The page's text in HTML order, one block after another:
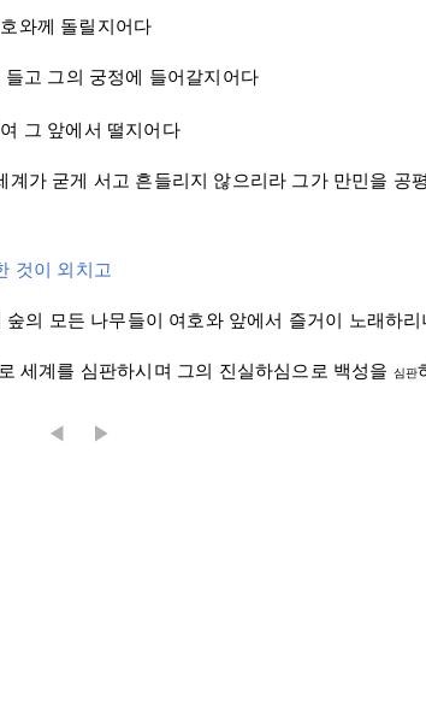
와께 돌릴지어다
고 그의 궁정에 들어갈지어다
그 앞에서 떨지어다
가 굳게 서고 흔들리지 않으리라 그가 만민을 공
것이 외치고
의 모든 나무들이 여호와 앞에서 즐거이 노래하리
세계를 심판하시며 그의 진실하심으로 백성을 심판